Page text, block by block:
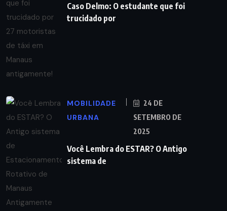
Caso Delmo: O estudante que foi
trucidado por
MOBILIDADE
URBANA
24 DE
SETEMBRO DE
2025
Você Lembra do ESTAR? O Antigo
sistema de